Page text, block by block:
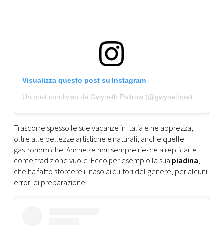
Visualizza questo post su Instagram
Un post condiviso da Gwyneth Paltrow (@gwynethpaltrow)
Trascorre spesso le sue vacanze in Italia e ne apprezza,
oltre alle bellezze artistiche e naturali, anche quelle
gastronomiche. Anche se non sempre riesce a replicarle
come tradizione vuole. Ecco per esempio la sua piadina,
che ha fatto storcere il naso ai cultori del genere, per alcuni
errori di preparazione.